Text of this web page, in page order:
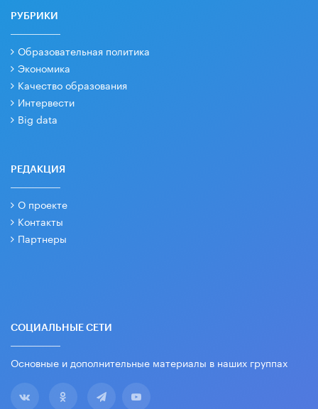
РУБРИКИ
Образовательная политика
Экономика
Качество образования
Интервести
Big data
РЕДАКЦИЯ
О проекте
Контакты
Партнеры
СОЦИАЛЬНЫЕ СЕТИ
Основные и дополнительные материалы в наших группах